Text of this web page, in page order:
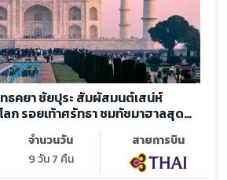
ธคยา ชัยปุระ สัมผัสมนต์เสน่ห์
ก รอยเท้าศรัทธา ชมทัชมาฮาลสุด
จำนวนวัน
9 วัน 7 คืน
สายการบิน